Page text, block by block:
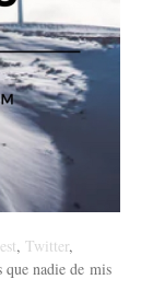
, Twitter,
que nadie de mis